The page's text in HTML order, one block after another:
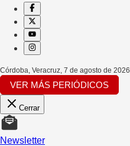
Córdoba, Veracruz 7 de agosto de 2026
VER MÁS PERIÓDICOS
Cerrar
Newsletter